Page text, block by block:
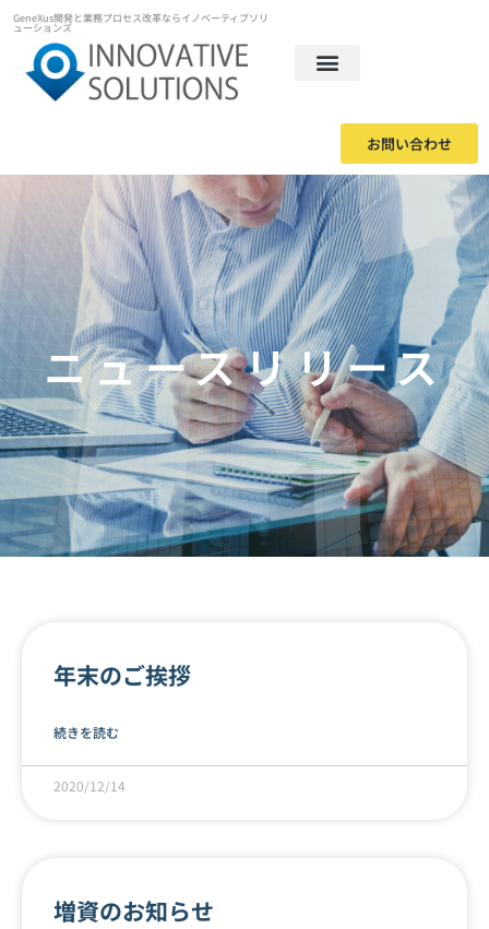
GeneXus開発と業務プロセス改革ならイノベーティブソリ
ューションズ
お問い合わせ
ニュースリリース
年末のご挨拶
続きを読む
2020/12/14
増資のお知らせ